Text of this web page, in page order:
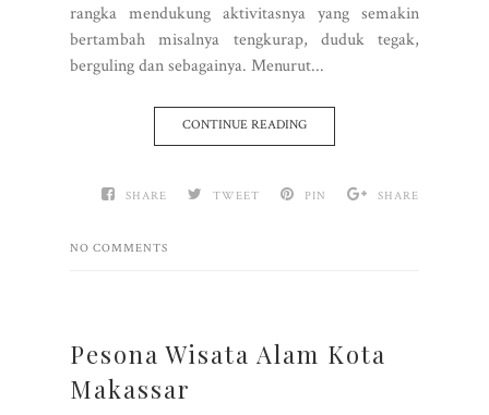
rangka mendukung aktivitasnya yang semakin
bertambah misalnya tengkurap, duduk tegak,
berguling dan sebagainya. Menurut...
CONTINUE READING
SHARE TWEET PIN SHARE
NO COMMENTS
Pesona Wisata Alam Kota
Makassar